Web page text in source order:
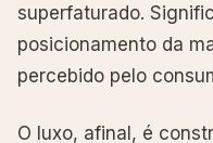
superfaturado.
posicionamento da
percebido pelo
O luxo, afinal, é